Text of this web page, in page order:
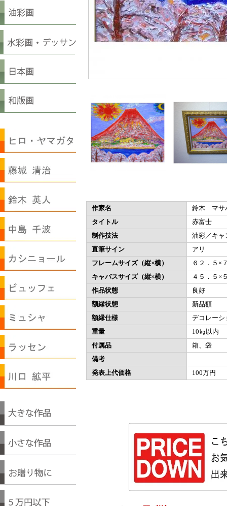
作家名
鈴木 マサ
タイトル
赤富士
制作技法
油彩／キャ
直筆サイン
アリ
フレームサイズ（縦×横）
６２．５×
キャバスサイズ（縦×横）
４５．５×
作品状態
良好
額縁状態
新品額
額縁仕様
デコレーシ
重量
10㎏以内
付属品
箱、袋
備考
発表上代価格
100万円